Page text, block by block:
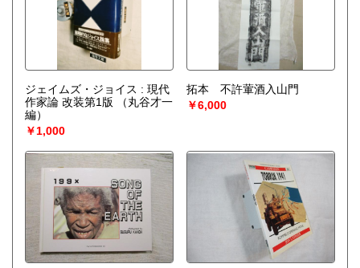
ジェイムズ・ジョイス : 現代
作家論 改装第1版
（丸谷才一
編）
￥1,000
拓本 不許葷酒入山門
￥6,000